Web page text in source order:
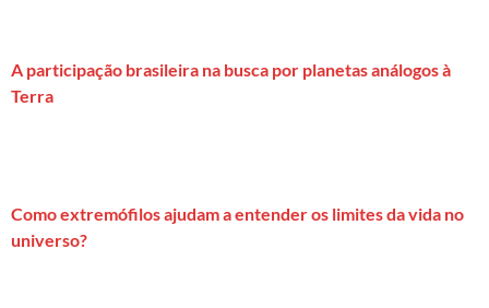
A participação brasileira na busca por planetas análogos à
Terra
Como extremófilos ajudam a entender os limites da vida no
universo?